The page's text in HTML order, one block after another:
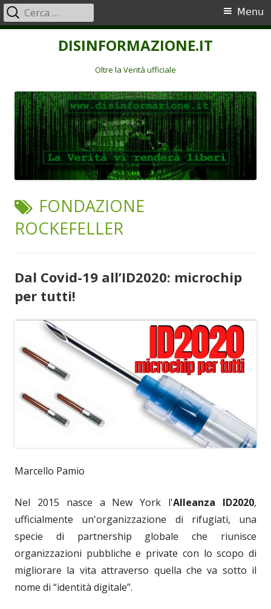
DISINFORMAZIONE.IT
Oltre la Verità ufficiale
Menu
principale
Menu
Ricerca
per:
TAG:
FONDAZIONE
ROCKEFELLER
Dal Covid-19 all’ID2020: microchip
per tutti!
Marcello Pamio
Nel 2015 nasce a New York l'Alleanza ID2020,
ufficialmente un'organizzazione di rifugiati, una
specie di partnership globale che riunisce
organizzazioni pubbliche e private con lo scopo di
migliorare la vita attraverso quella che va sotto il
nome di “identità digitale”.